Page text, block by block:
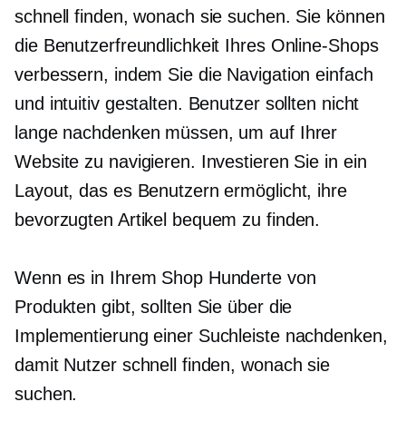
schnell finden, wonach sie suchen. Sie können
die Benutzerfreundlichkeit Ihres Online-Shops
verbessern, indem Sie die Navigation einfach
und intuitiv gestalten. Benutzer sollten nicht
lange nachdenken müssen, um auf Ihrer
Website zu navigieren. Investieren Sie in ein
Layout, das es Benutzern ermöglicht, ihre
bevorzugten Artikel bequem zu finden.
Wenn es in Ihrem Shop Hunderte von
Produkten gibt, sollten Sie über die
Implementierung einer Suchleiste nachdenken,
damit Nutzer schnell finden, wonach sie
suchen.